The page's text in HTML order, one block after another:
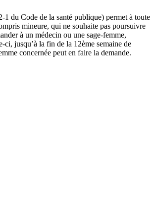
du Code de la santé publique) permet à toute
mineure, qui ne souhaite pas poursuivre
à un médecin ou une sage-femme,
ci, jusqu’à la fin de la 12ème semaine de
concernée peut en faire la demande.